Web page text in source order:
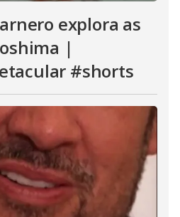
explora as
|
#shorts